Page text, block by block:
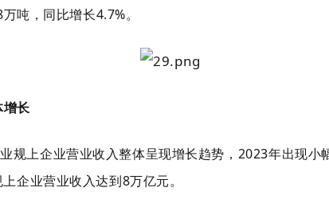
吨，同比增长4.7%。
长
规上企业营业收入整体呈现增长趋势，2023年出现
企业营业收入达到8万亿元。